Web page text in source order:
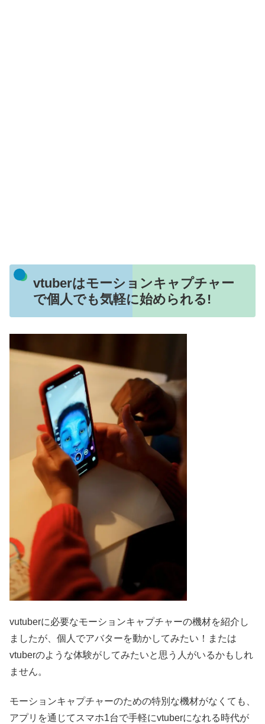
vtuberはモーションキャプチャー
で個人でも気軽に始められる!
vutuberに必要なモーションキャプチャーの機材を紹介し
ましたが、個人でアバターを動かしてみたい！または
vtuberのような体験がしてみたいと思う人がいるかもしれ
ません。
モーションキャプチャーのための特別な機材がなくても、
アプリを通じてスマホ1台で手軽にvtuberになれる時代が